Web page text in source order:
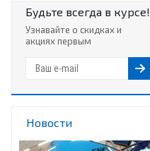
Будьте всегда в курсе!
Узнавайте о скидках и
акциях первым
Новости